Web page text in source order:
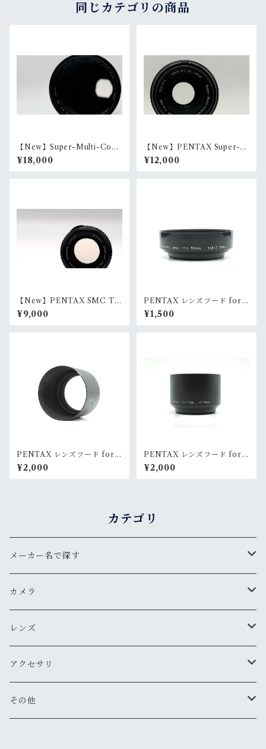
同じカテゴリの商品
【New】Super-Multi-Coat
ed TAKUMAR 300mm F4
¥18,000
【New】PENTAX Super-M
ulti-Coater MACRO-TAKU
MAR 100mm F4
¥12,000
【New】PENTAX SMC TA
KUMAR 55mm F1.8
¥9,000
PENTAX レンズフード for 5
0/1.4 55/1.8-2(Screw)
¥1,500
PENTAX レンズフード for 1
35/3.5 150/4(Screw)
¥2,000
PENTAX レンズフード for 1
35/2.5 200/4(Screw)
¥2,000
カテゴリ
メーカー名で探す
ペンタックス
オリンパス
ニコン
キヤノン
カメラ
用途から探す
気軽にスナップ
マニュアル操作で本格的に
一眼レフ
ペンタックス
レンジファインダー(レンズ交換式)
レンズ
焦点距離から探す
広角
ニコンFマウント
アクセサリ
レンズフード
その他